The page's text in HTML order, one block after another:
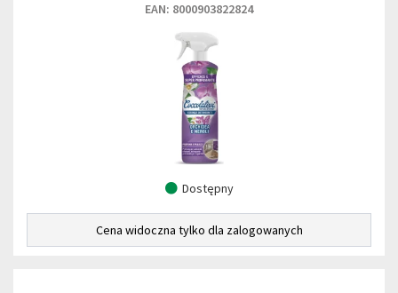
EAN: 8000903822824
Dostępny
Cena widoczna tylko dla zalogowanych